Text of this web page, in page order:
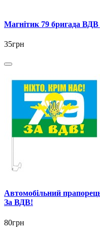
Магнітик 79 бригада ВДВ
35грн
Автомобільний
За ВДВ!
80грн